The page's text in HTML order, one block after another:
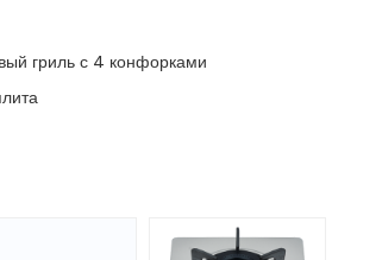
гриль с 4 конфорками